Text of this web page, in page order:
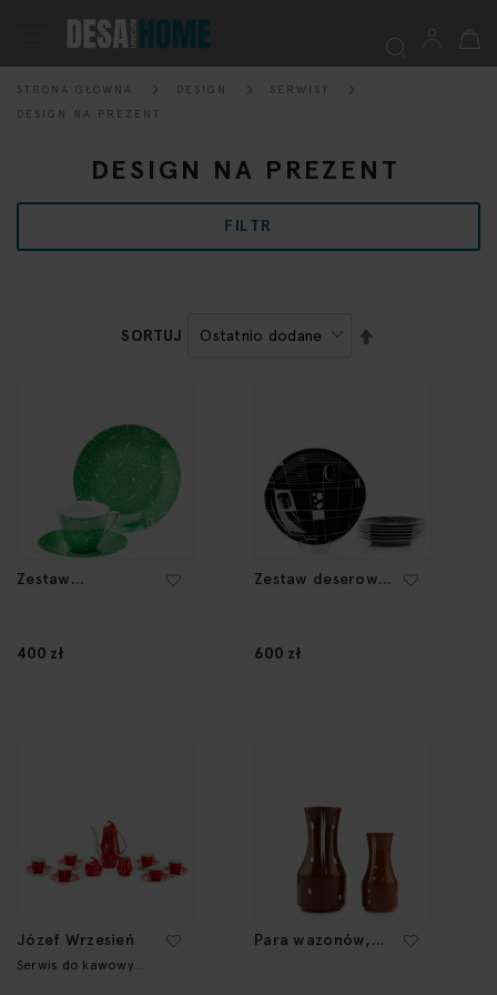
Mój
STRONA GŁÓWNA DESIGN
SERWISY
DESIGN NA PREZENT
DESIGN NA PREZENT
SORTUJ
Zestaw
400 zł
Zestaw deserowy,
600 zł
Józef Wrzesień
Serwis do kawowy
Para wazonów,
FILTR